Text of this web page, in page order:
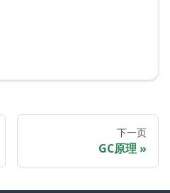
下一页
GC原理